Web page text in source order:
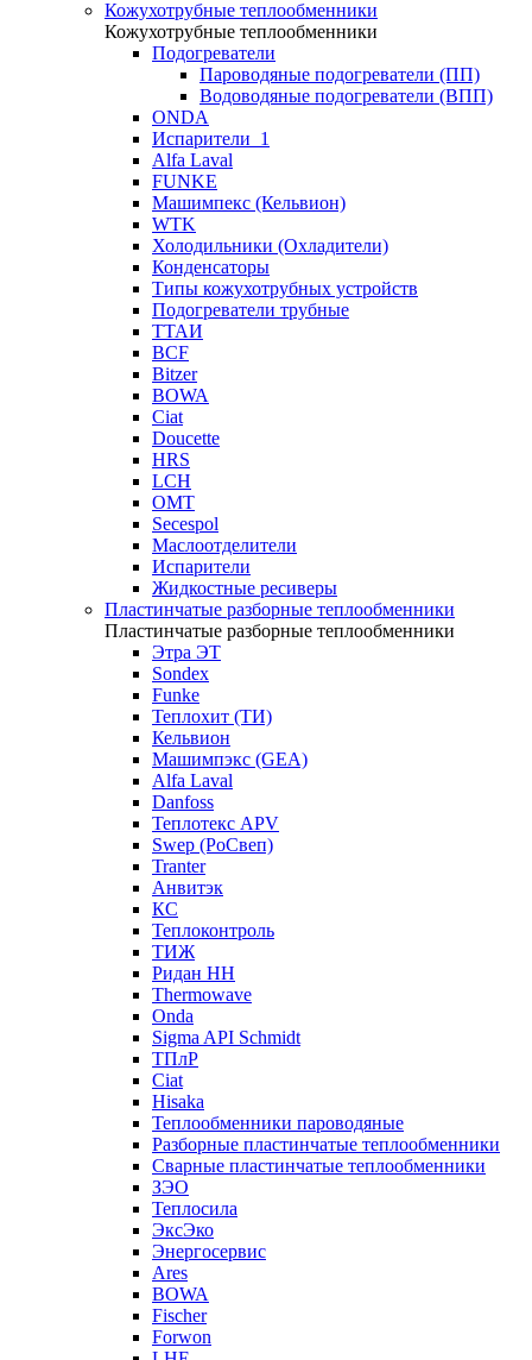
Кожухотрубные теплообменники
Кожухотрубные теплообменники
Подогреватели
Пароводяные подогреватели (ПП)
Водоводяные подогреватели (ВПП)
ONDA
Испарители_1
Alfa Laval
FUNKE
Машимпекс (Кельвион)
WTK
Холодильники (Охладители)
Конденсаторы
Типы кожухотрубных устройств
Подогреватели трубные
ТТАИ
BCF
Bitzer
BOWA
Ciat
Doucette
HRS
LCH
OMT
Secespol
Маслоотделители
Испарители
Жидкостные ресиверы
Пластинчатые разборные теплообменники
Пластинчатые разборные теплообменники
Этра ЭТ
Sondex
Funke
Теплохит (ТИ)
Кельвион
Машимпэкс (GEA)
Alfa Laval
Danfoss
Теплотекс APV
Swep (РоСвеп)
Tranter
Анвитэк
КС
Теплоконтроль
ТИЖ
Ридан НН
Thermowave
Onda
Sigma API Schmidt
ТПлР
Ciat
Hisaka
Теплообменники пароводяные
Разборные пластинчатые теплообменники
Сварные пластинчатые теплообменники
ЗЭО
Теплосила
ЭксЭко
Энергосервис
Ares
BOWA
Fischer
Forwon